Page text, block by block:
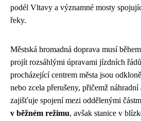
podél Vltavy a významné mosty
řeky.
Městská hromadná doprava musí
projít rozsáhlými úpravami jízdních
procházející centrem města jsou
nebo zcela přerušeny, přičemž
zajišťuje spojení mezi oddělenými
v běžném režimu, avšak stanice v